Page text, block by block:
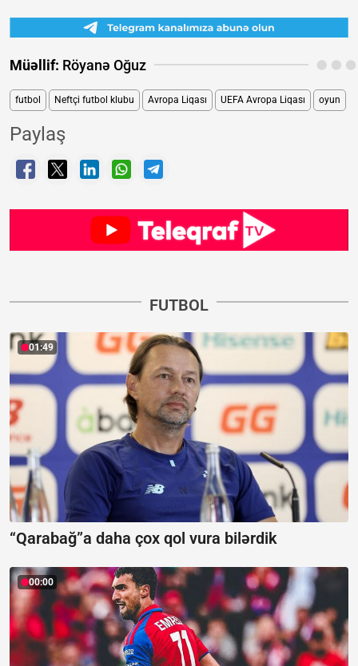
Müəllif: Röyanə Oğuz
futbol Neftçi futbol klubu Avropa Liqası UEFA Avropa Liqası oyun
Paylaş
FUTBOL
01:49
“Qarabağ”a daha çox qol vura bilərdik
00:00